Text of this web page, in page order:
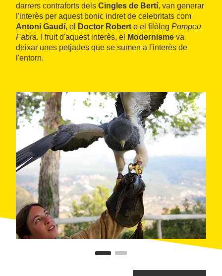
darrers contraforts dels Cingles de Bertí, van generar
l'interès per aquest bonic indret de celebritats com
Antoni Gaudí, el Doctor Robert o el filòleg Pompeu
Fabra. I fruit d'aquest interès, el Modernisme va
deixar unes petjades que se sumen a l'interès de
l'entorn.